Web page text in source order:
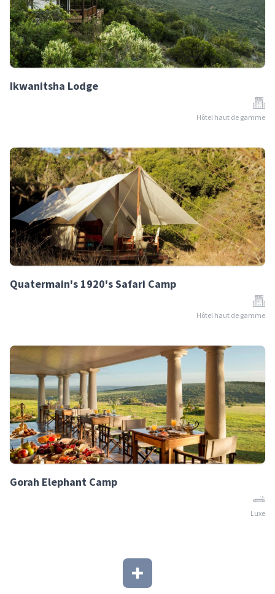
Ikwanitsha Lodge
Hôtel haut de gamme
Quatermain's 1920's Safari Camp
Hôtel haut de gamme
Gorah Elephant Camp
Luxe